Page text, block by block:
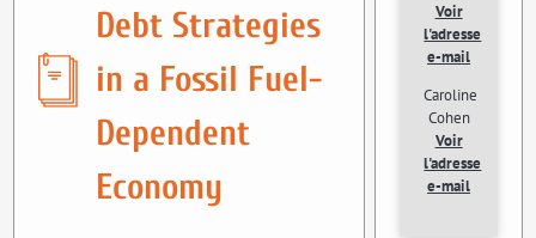
Debt Strategies
in a Fossil Fuel-
Dependent
Economy
Voir
l'adresse
e-mail
Caroline
Cohen
Voir
l'adresse
e-mail